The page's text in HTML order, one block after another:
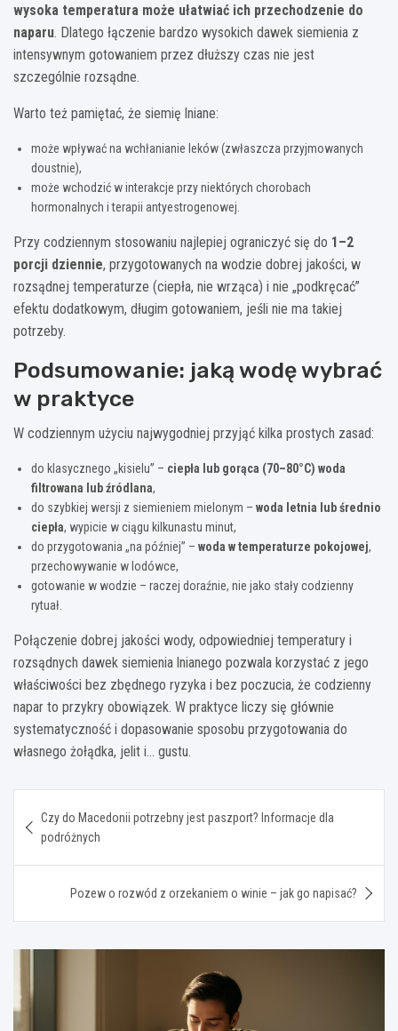
wysoka temperatura może ułatwiać ich przechodzenie do
naparu. Dlatego łączenie bardzo wysokich dawek siemienia z
intensywnym gotowaniem przez dłuższy czas nie jest
szczególnie rozsądne.
Warto też pamiętać, że siemię lniane:
może wpływać na wchłanianie leków (zwłaszcza przyjmowanych
doustnie),
może wchodzić w interakcje przy niektórych chorobach
hormonalnych i terapii antyestrogenowej.
Przy codziennym stosowaniu najlepiej ograniczyć się do 1–2
porcji dziennie, przygotowanych na wodzie dobrej jakości, w
rozsądnej temperaturze (ciepła, nie wrząca) i nie „podkręcać”
efektu dodatkowym, długim gotowaniem, jeśli nie ma takiej
potrzeby.
Podsumowanie: jaką wodę wybrać
w praktyce
W codziennym użyciu najwygodniej przyjąć kilka prostych zasad:
do klasycznego „kisielu” – ciepła lub gorąca (70–80°C) woda
filtrowana lub źródlana,
do szybkiej wersji z siemieniem mielonym – woda letnia lub średnio
ciepła, wypicie w ciągu kilkunastu minut,
do przygotowania „na później” – woda w temperaturze pokojowej,
przechowywanie w lodówce,
gotowanie w wodzie – raczej doraźnie, nie jako stały codzienny
rytuał.
Połączenie dobrej jakości wody, odpowiedniej temperatury i
rozsądnych dawek siemienia lnianego pozwala korzystać z jego
właściwości bez zbędnego ryzyka i bez poczucia, że codzienny
napar to przykry obowiązek. W praktyce liczy się głównie
systematyczność i dopasowanie sposobu przygotowania do
własnego żołądka, jelit i… gustu.
wpisu
Czy do Macedonii potrzebny jest paszport? Informacje dla
podróżnych
Pozew o rozwód z orzekaniem o winie – jak go napisać?